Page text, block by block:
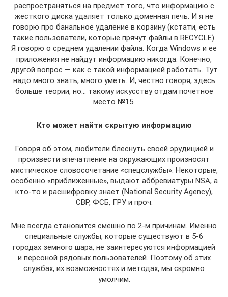
распространяться на предмет того, что информацию с
жесткого диска удаляет только доменная печь. И я не
говорю про банальное удаление в корзину (кстати, есть
такие пользователи, которые прячут файлы в RECYCLE).
Я говорю о среднем удалении файла. Когда Windows и ее
приложения не найдут информацию никогда. Конечно,
другой вопрос — как с такой информацией работать. Тут
надо много знать, много уметь. И, честно говоря, здесь
больше теории, но… такому искусству отдам почетное
место №15.
Кто может найти скрытую информацию
Говоря об этом, любители блеснуть своей эрудицией и
произвести впечатление на окружающих произносят
мистическое словосочетание «спецслужбы». Некоторые,
особенно «приближенные», выдают аббревиатуры NSA, а
кто-то и расшифровку знает (National Security Agency),
СВР, ФСБ, ГРУ и проч.
Мне всегда становится смешно по 2-м причинам. Именно
специальные службы, которые существуют в 5-6
городах земного шара, не заинтересуются информацией
и персоной рядовых пользователей. Поэтому об этих
службах, их возможностях и методах, мы скромно
умолчим.